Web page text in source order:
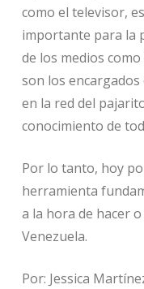
como el televisor,
importante para la
de los medios
son los
en la red del
conocimiento de
Por lo tanto, hoy
herramienta
a la hora de hacer
Venezuela.
Por: Jessica